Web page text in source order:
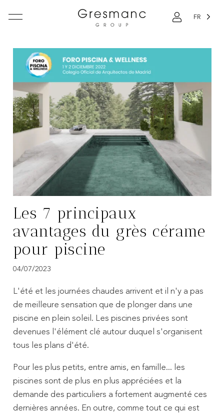
FR
Les 7 principaux
avantages du grès cérame
pour piscine
04/07/2023
L'été et les journées chaudes arrivent et il n'y a pas
de meilleure sensation que de plonger dans une
piscine en plein soleil. Les piscines privées sont
devenues l'élément clé autour duquel s'organisent
tous les plans d'été.
Pour les plus petits, entre amis, en famille... les
piscines sont de plus en plus appréciées et la
demande des particuliers a fortement augmenté ces
dernières années. En outre, comme tout ce qui est